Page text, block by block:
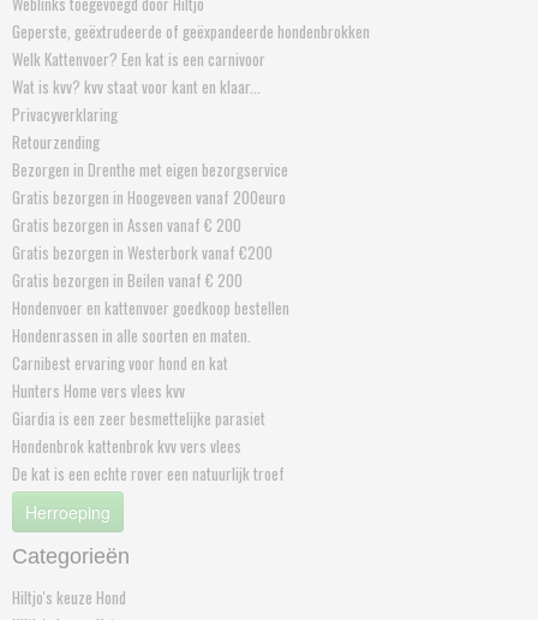
Geperste, geëxtrudeerde of geëxpandeerde hondenbrokken
Welk Kattenvoer? Een kat is een carnivoor
Wat is kvv? kvv staat voor kant en klaar...
Privacyverklaring
Retourzending
Bezorgen in Drenthe met eigen bezorgservice
Gratis bezorgen in Hoogeveen vanaf 200euro
Gratis bezorgen in Assen vanaf € 200
Gratis bezorgen in Westerbork vanaf €200
Gratis bezorgen in Beilen vanaf € 200
Hondenvoer en kattenvoer goedkoop bestellen
Hondenrassen in alle soorten en maten.
Carnibest ervaring voor hond en kat
Hunters Home vers vlees kvv
Giardia is een zeer besmettelijke parasiet
Hondenbrok kattenbrok kvv vers vlees
De kat is een echte rover een natuurlijk troef
Herroeping
Categorieën
Hiltjo's keuze Hond